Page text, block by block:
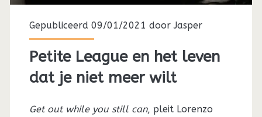
Gepubliceerd 09/01/2021 doorJasper
Petite League en het leven
dat je niet meer wilt
Get out while you still can, pleit Lorenzo